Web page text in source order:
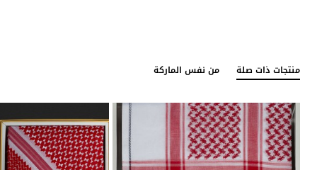
منتجات ذات صلة من نفس الماركة